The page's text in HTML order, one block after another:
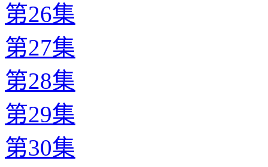
第26集
第27集
第28集
第29集
第30集